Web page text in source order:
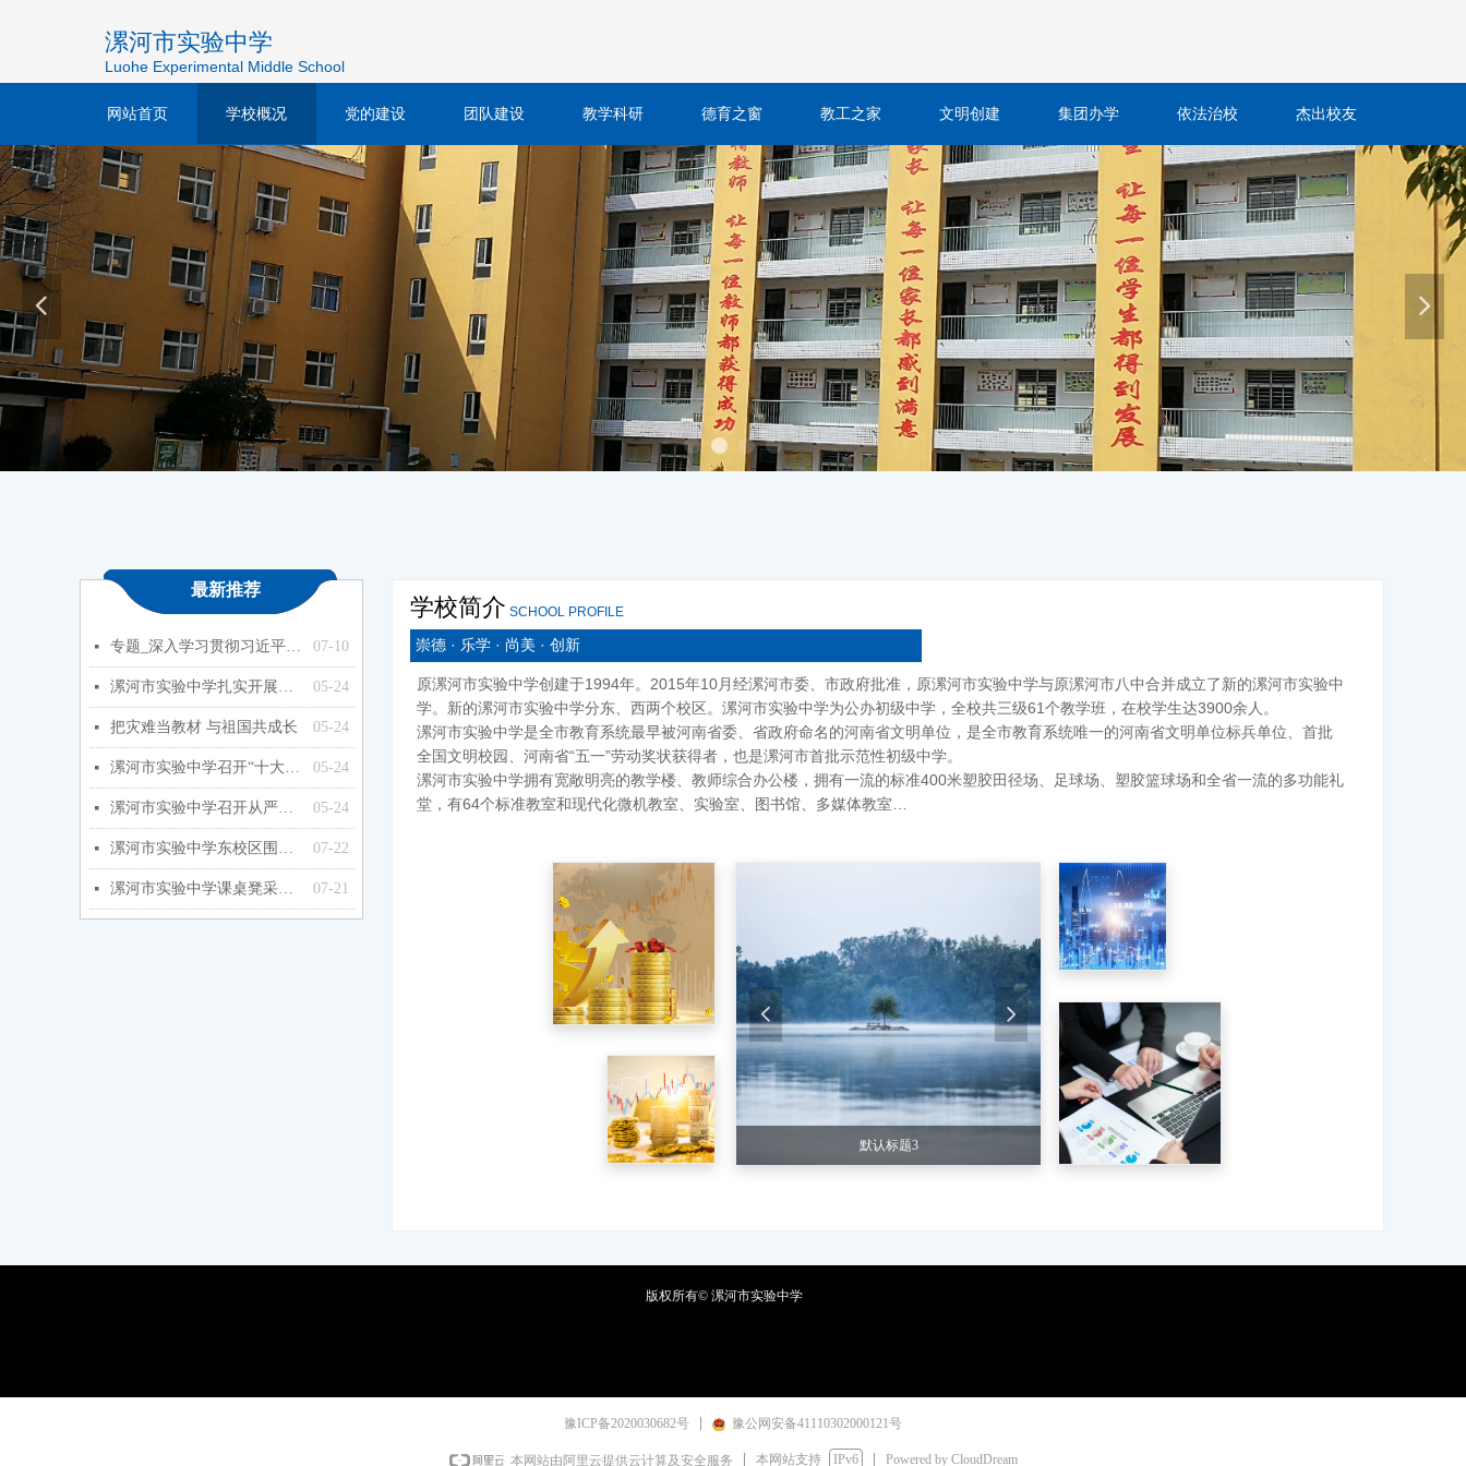
网站首页 学校概况 党的建设 团队建设 教学科研 德育之窗 教工之家 文明创建 集团办学 依法治校 杰出校友
넳 넲
漯河市实验中学
Luohe Experimental Middle School
默认标题1
默认标题2默认标题3 默认标题4
넳 넲
学校简介
崇德 · 乐学 · 尚美 · 创新
原漯河市实验中学创建于1994年。2015年10月经漯河市委、市政府批准，原漯河市实验中学与原漯河市八中合并成立了新的漯河市实验中
学。新的漯河市实验中学分东、西两个校区。漯河市实验中学为公办初级中学，全校共三级61个教学班，在校学生达3900余人。
漯河市实验中学是全市教育系统最早被河南省委、省政府命名的河南省文明单位，是全市教育系统唯一的河南省文明单位标兵单位、首批
全国文明校园、河南省“五一”劳动奖状获得者，也是漯河市首批示范性初级中学。
漯河市实验中学拥有宽敞明亮的教学楼、教师综合办公楼，拥有一流的标准400米塑胶田径场、足球场、塑胶篮球场和全省一流的多功能礼
堂，有64个标准教室和现代化微机教室、实验室、图书馆、多媒体教室…
SCHOOL PROFILE
最新推荐
07-10
넷 专题_深入学习贯彻习近平总书记关于教育的重要论述_中华人民共和国教育部政府门户网站
05-24
넷 漯河市实验中学扎实开展能力作风建设年活动
05-24
넷 把灾难当教材 与祖国共成长
05-24
넷 漯河市实验中学召开“十大战略”政策知识学习专题会
05-24
넷 漯河市实验中学召开从严治党暨以案促改专题会
07-22
넷 漯河市实验中学东校区围墙改造工程项目终止公告终止公告
07-21
넷 漯河市实验中学课桌凳采购项目竞争性磋商公告
版权所有© 漯河市实验中学
豫ICP备2020030682号 豫公网安备41110302000121号
本网站由阿里云提供云计算及安全服务 本网站支持 IPv6 Powered by CloudDream